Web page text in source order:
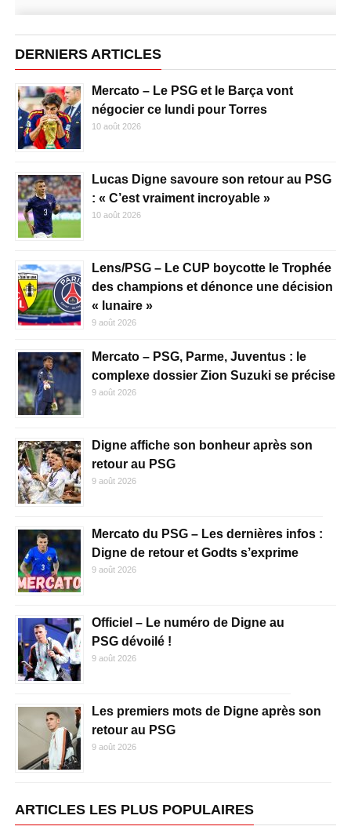
DERNIERS ARTICLES
Mercato – Le PSG et le Barça vont
négocier ce lundi pour Torres
10 août 2026
Lucas Digne savoure son retour au PSG
: « C’est vraiment incroyable »
10 août 2026
Lens/PSG – Le CUP boycotte le Trophée
des champions et dénonce une décision
« lunaire »
9 août 2026
Mercato – PSG, Parme, Juventus : le
complexe dossier Zion Suzuki se précise
9 août 2026
Digne affiche son bonheur après son
retour au PSG
9 août 2026
Mercato du PSG – Les dernières infos :
Digne de retour et Godts s’exprime
9 août 2026
Officiel – Le numéro de Digne au
PSG dévoilé !
9 août 2026
Les premiers mots de Digne après son
retour au PSG
9 août 2026
ARTICLES LES PLUS POPULAIRES